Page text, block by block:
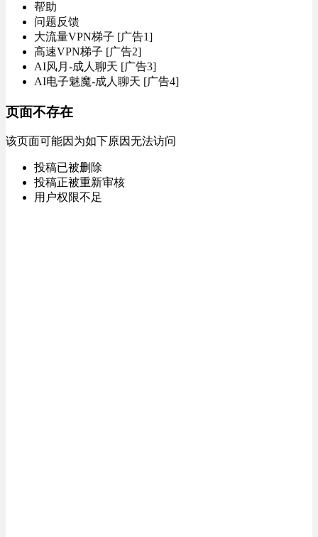
帮助
问题反馈
大流量VPN梯子 [广告1]
高速VPN梯子 [广告2]
AI风月-成人聊天 [广告3]
AI电子魅魔-成人聊天 [广告4]
页面不存在
该页面可能因为如下原因无法访问
投稿已被删除
投稿正被重新审核
用户权限不足